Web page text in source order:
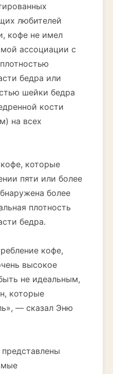
любителей
кофе не имел
ассоциации с
бедра или
шейки бедра
кости
на всех
которые
пяти или более
более
плотность
бедра.
кофе,
высокое
не идеальным,
которые
— сказал Эню